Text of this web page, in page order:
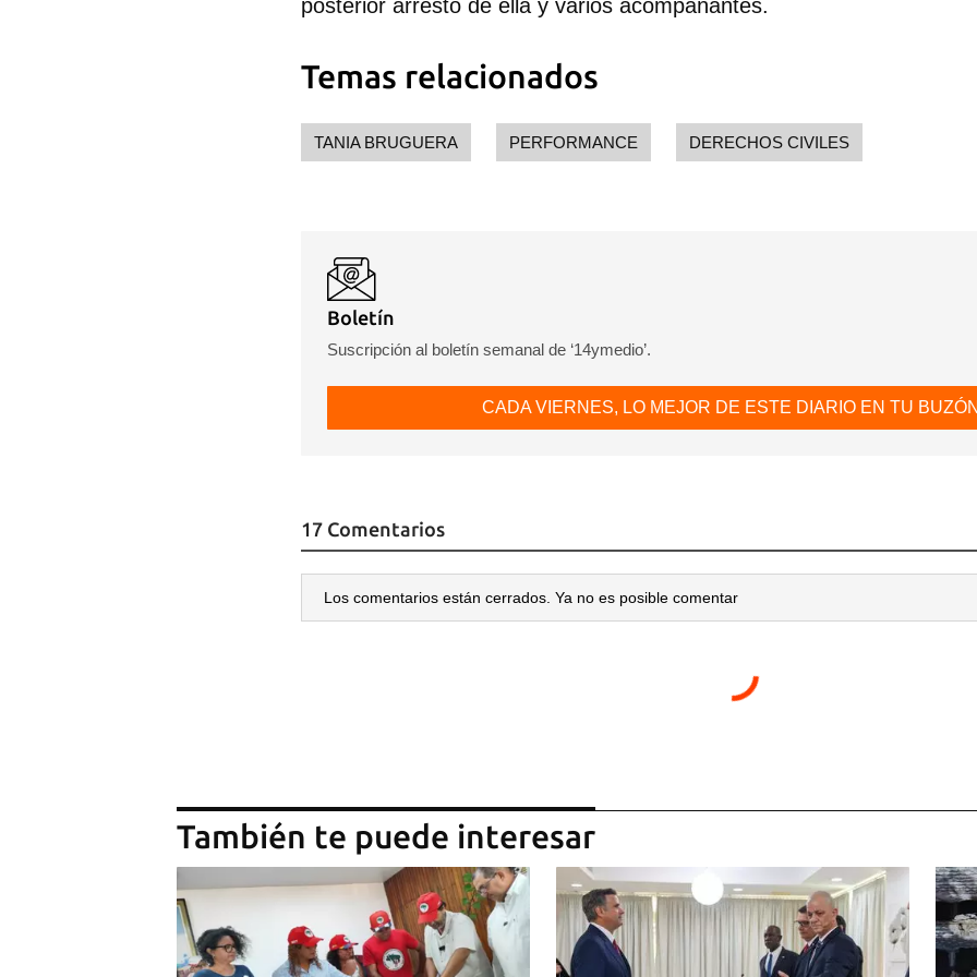
posterior arresto de ella y varios acompañantes.
Temas relacionados
TANIA BRUGUERA PERFORMANCE DERECHOS CIVILES
Boletín
Suscripción al boletín semanal de ‘14ymedio’.
CADA VIERNES, LO MEJOR DE ESTE DIARIO EN TU
17 Comentarios
Los comentarios están cerrados. Ya no es posible comentar
También te puede interesar